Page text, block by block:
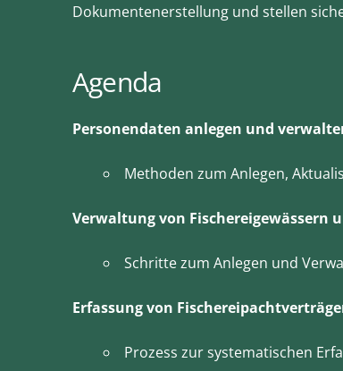
Dokumentenerstellung und stellen
Agenda
Personendaten anlegen und
Methoden zum Anlegen,
Verwaltung von Fischereigewässern
Schritte zum Anlegen und
Erfassung von
Prozess zur systematischen